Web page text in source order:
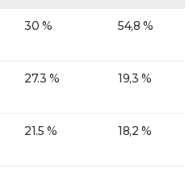
30 % 54,8 %
27.3 % 19,3 %
21.5 % 18,2 %